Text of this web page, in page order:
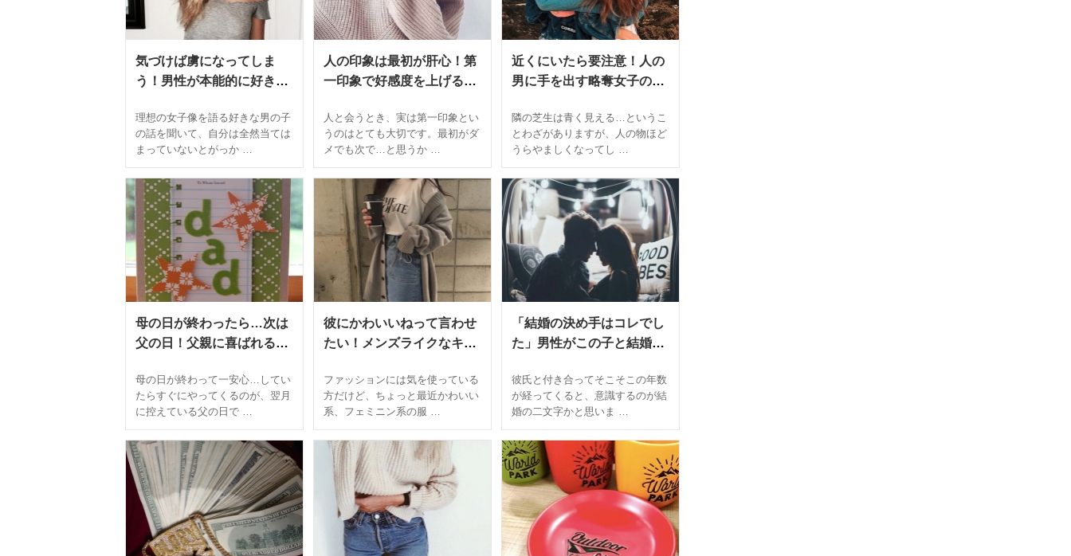
気づけば虜になってしま
う！男性が本能的に好きに
理想の女子像を語る好きな男の子
の話を聞いて、自分は全然当ては
まっていないとがっか …
人の印象は最初が肝心！第
一印象で好感度を上げる3
人と会うとき、実は第一印象とい
うのはとても大切です。最初がダ
メでも次で…と思うか …
近くにいたら要注意！人の
男に手を出す略奪女子の特
隣の芝生は青く見える…というこ
とわざがありますが、人の物ほど
うらやましくなってし …
母の日が終わったら…次は
父の日！父親に喜ばれるプ
母の日が終わって一安心…してい
たらすぐにやってくるのが、翌月
に控えている父の日で …
彼にかわいいねって言わせ
たい！メンズライクなキレ
ファッションには気を使っている
方だけど、ちょっと最近かわいい
系、フェミニン系の服 …
「結婚の決め手はコレでし
た」男性がこの子と結婚し
彼氏と付き合ってそこそこの年数
が経ってくると、意識するのが結
婚の二文字かと思いま …